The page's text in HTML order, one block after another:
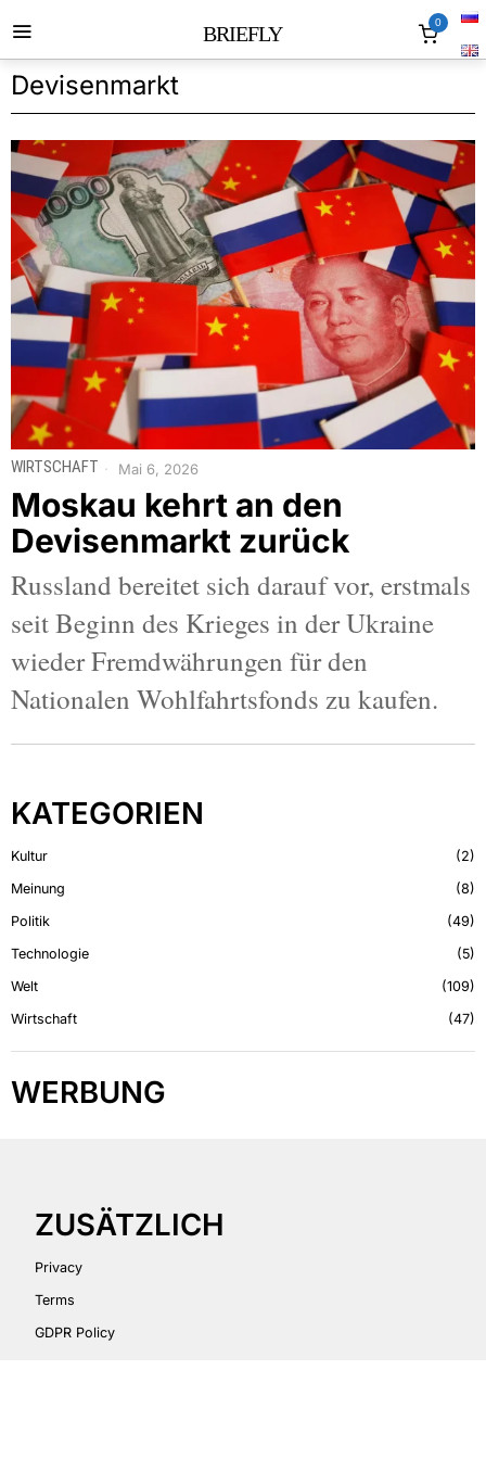
BRIEFLY 0
Devisenmarkt
WIRTSCHAFT Mai 6, 2026
Moskau kehrt an den
Devisenmarkt zurück
Russland bereitet sich darauf vor, erstmals
seit Beginn des Krieges in der Ukraine
wieder Fremdwährungen für den
Nationalen Wohlfahrtsfonds zu kaufen.
KATEGORIEN
Kultur
2
Meinung
8
Politik
49
Technologie
5
Welt
109
Wirtschaft
47
WERBUNG
ZUSÄTZLICH
Privacy
Terms
GDPR Policy